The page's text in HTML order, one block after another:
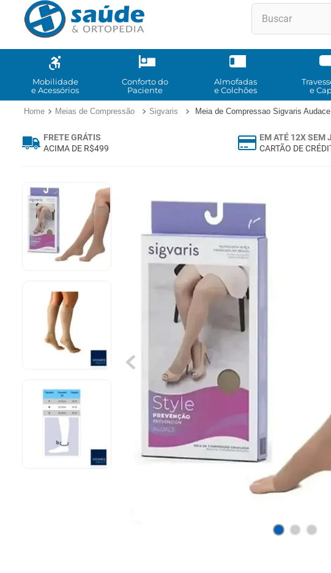
Mobilidade
e Acessórios
Conforto do
Paciente
Almofadas
e Colchões
e
Meias de Compressão Sigvaris Meia de Compressao Sigvaris
FRETE GRÁTIS
ACIMA DE R$499
EM ATÉ 12X SEM
CARTÃO DE
TERMOS MAIS
andadores
meia
3º
cadeira rodas
5º
andador
8